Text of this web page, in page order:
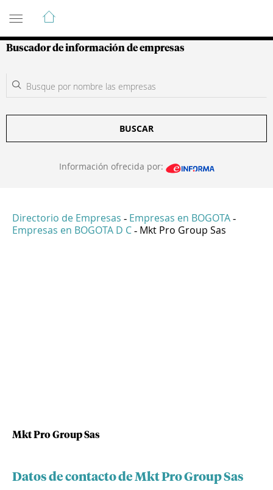
Guía de Empresas Colombianas
Buscador de información de empresas
BUSCAR
Información ofrecida por:
Directorio de Empresas - Empresas en BOGOTA -
Empresas en BOGOTA D C - Mkt Pro Group Sas
Mkt Pro Group Sas
Datos de contacto de Mkt Pro Group Sas